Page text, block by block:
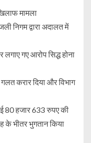
मामला
निगम द्वारा अदालत में
गए आरोप सिद्ध होना
करार दिया और विभाग
80 हजार 633 रुपए की
के भीतर भुगतान किया